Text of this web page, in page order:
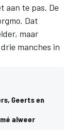
aan te pas. De
Dat
maar
manches in
Geerts en
alweer